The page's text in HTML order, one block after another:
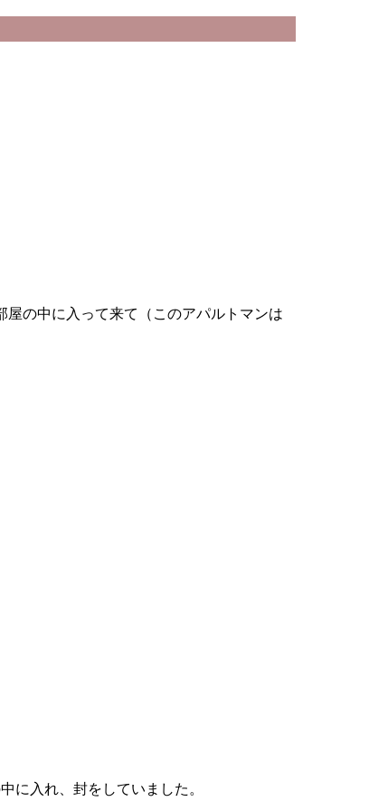
の中に入って来て（このアパルトマンは
に入れ、封をしていました。